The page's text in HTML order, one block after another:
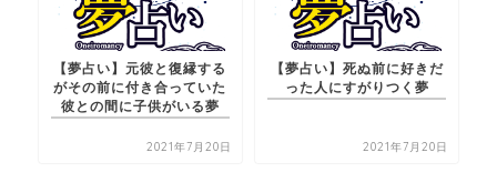
【夢占い】元彼と復縁する
がその前に付き合っていた
彼との間に子供がいる夢
2021年7月20日
【夢占い】死ぬ前に好きだ
った人にすがりつく夢
2021年7月20日